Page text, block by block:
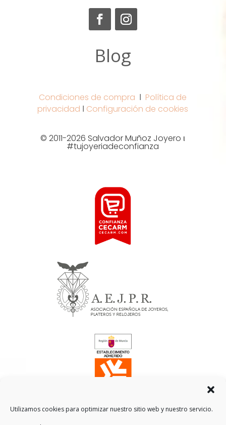
Utilizamos cookies para optimizar nuestro sitio web y nuestro servicio.
Blog
Condiciones de compra Ι Política de
privacidad Ι Configuración de cookies
© 2011-2026 Salvador Muñoz Joyero ι
#tujoyeriadeconfianza